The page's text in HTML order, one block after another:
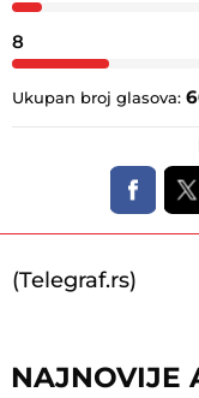
8
Ukupan broj glasova:
(Telegraf.rs)
NAJNOVIJE